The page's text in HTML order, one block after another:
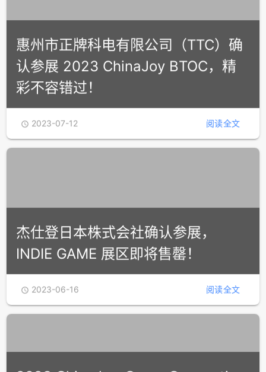
惠州市正牌科电有限公司（TTC）确
认参展 2023 ChinaJoy BTOC，精
彩不容错过！
 2023-07-12 阅读全文
杰仕登日本株式会社确认参展，
INDIE GAME 展区即将售罄！
 2023-06-16 阅读全文